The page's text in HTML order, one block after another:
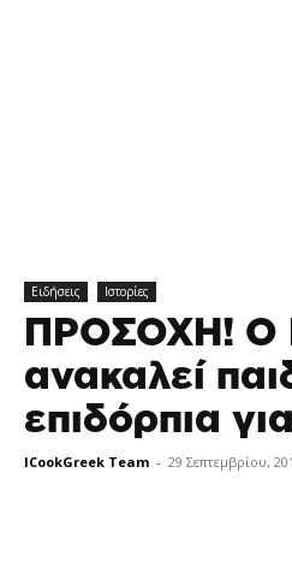
Ειδήσεις Ιστορίες
ΠΡΟΣΟΧΗ! Ο
ανακαλεί
επιδόρπια
ICookGreek Team - 29 Σεπτεμβρίου,